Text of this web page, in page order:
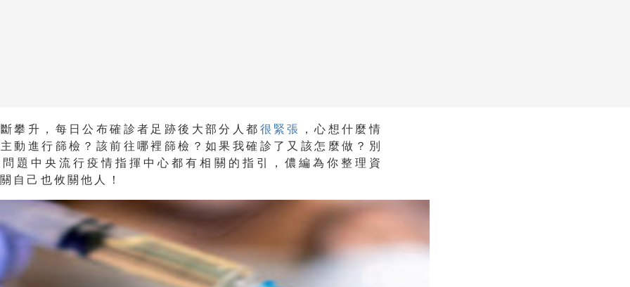
攀升，每日公布確診者足跡後大部分人都 很緊張
，心想什麼情
動進行篩檢？該前往哪裡篩檢？如果我確診了又該怎麼做？別
題中央流行疫情指揮中心都有相關的指引，儂編為你整理資
自己也攸關他人！